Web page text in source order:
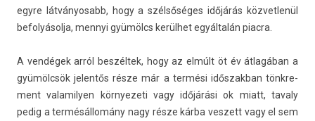
egyre lát­ványosabb, hogy a szélsőséges időjárás köz­vetlenül
be­folyásol­ja, men­nyi gyümölcs kerülhet egyáltalán piac­ra.
A vendégek arról beszéltek, hogy az elmúlt öt év átlagában a
gyümölcsök jelen­tős része már a termési idős­zakban tönkre­
ment valamily­en kör­nyezeti vagy időjárási ok miatt, tava­ly
pedig a termésállomány nagy része kárba ves­zett vagy el sem